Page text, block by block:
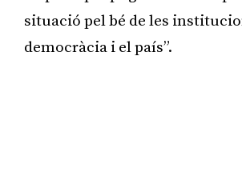
situació pel bé de les
democràcia i el país”.